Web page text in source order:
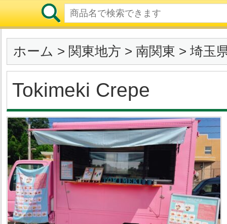
ホーム > 関東地方 > 南関東 > 埼玉
Tokimeki Crepe